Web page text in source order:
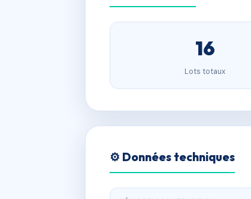
16
Lots totaux
⚙️ Données techniques